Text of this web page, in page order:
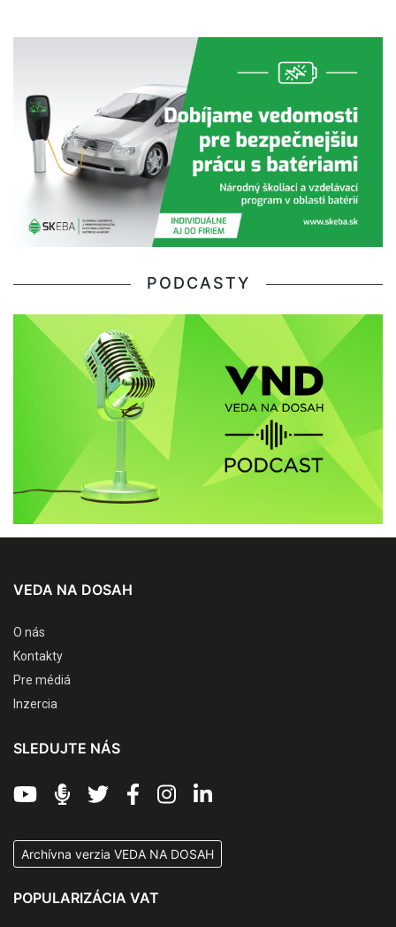
PODCASTY
VEDA NA DOSAH
O nás
Kontakty
Pre médiá
Inzercia
SLEDUJTE NÁS
Archívna verzia VEDA NA DOSAH
POPULARIZÁCIA VAT